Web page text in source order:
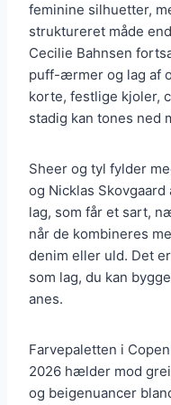
feminine silhuetter,
struktureret måde
Cecilie Bahnsen
puff-ærmer og lag af
korte, festlige kjoler,
stadig kan tones ned
Sheer og tyl fylder
og Nicklas
lag, som får et sart,
når de kombineres
denim eller uld. Det
som lag, du kan
anes.
Farvepaletten i
2026 hælder mod
og beigenuancer